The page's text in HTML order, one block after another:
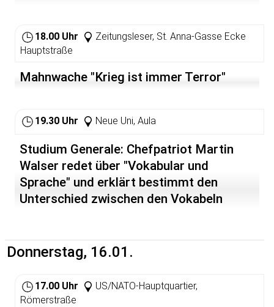
18.00 Uhr
Zeitungsleser, St. Anna-Gasse Ecke
Hauptstraße
Mahnwache "Krieg ist immer Terror"
19.30 Uhr Neue Uni, Aula
Studium Generale: Chefpatriot Martin
Walser redet über "Vokabular und
Sprache" und erklärt bestimmt den
Unterschied zwischen den Vokabeln
Donnerstag, 16.01.
17.00 Uhr
US/NATO-Hauptquartier,
Römerstraße